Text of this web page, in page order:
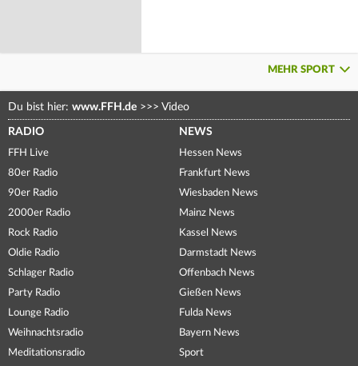
MEHR SPORT
Du bist hier: www.FFH.de >>> Video
RADIO
FFH Live
80er Radio
90er Radio
2000er Radio
Rock Radio
Oldie Radio
Schlager Radio
Party Radio
Lounge Radio
Weihnachtsradio
Meditationsradio
NEWS
Hessen News
Frankfurt News
Wiesbaden News
Mainz News
Kassel News
Darmstadt News
Offenbach News
Gießen News
Fulda News
Bayern News
Sport